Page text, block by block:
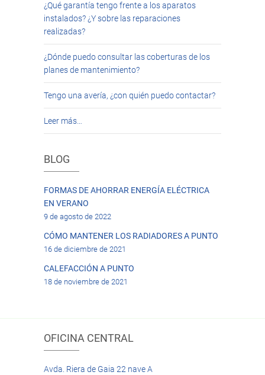
¿Qué garantía tengo frente a los aparatos
instalados? ¿Y sobre las reparaciones
realizadas?
¿Dónde puedo consultar las coberturas de los
planes de mantenimiento?
Tengo una avería, ¿con quién puedo contactar?
Leer más…
BLOG
FORMAS DE AHORRAR ENERGÍA ELÉCTRICA
EN VERANO
9 de agosto de 2022
CÓMO MANTENER LOS RADIADORES A PUNTO
16 de diciembre de 2021
CALEFACCIÓN A PUNTO
18 de noviembre de 2021
OFICINA CENTRAL
Avda. Riera de Gaia 22 nave A